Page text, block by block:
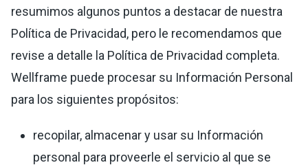
resumimos algunos puntos a destacar de nuestra
Política de Privacidad, pero le recomendamos que
revise a detalle la Política de Privacidad completa.
Wellframe puede procesar su Información Personal
para los siguientes propósitos:
recopilar, almacenar y usar su Información
personal para proveerle el servicio al que se